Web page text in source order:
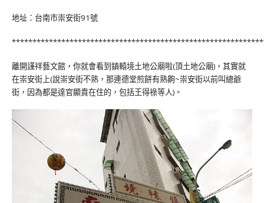
地址：台南市崇安街91號
*******************************************************
離開謹祥藝文館，你就會看到鎮轅境土地公廟啦(頂土地公廟) ，其實就
在崇安街上(說崇安街不熟，那連德堂煎餅有熟齁~崇安街以前叫總爺
街，因為都是達官顯貴在住的，包括王得祿等人) 。